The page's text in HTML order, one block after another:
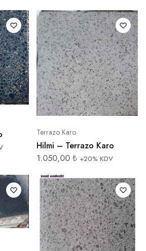
Terrazo Karo
Hilmi – Terrazo Karo
1.050,00 ₺ +20% KDV